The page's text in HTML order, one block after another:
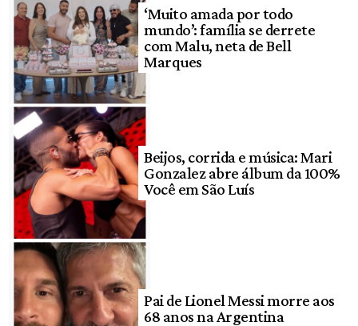
‘Muito amada por todo
mundo’: família se derrete
com Malu, neta de Bell
Marques
Beijos, corrida e música: Mari
Gonzalez abre álbum da 100%
Você em São Luís
Pai de Lionel Messi morre aos
68 anos na Argentina